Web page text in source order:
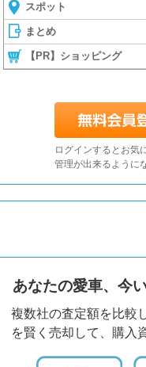
スポット
まとめ
【PR】ショッピング
ログインするとお気
管理が出来るように
あなたの愛車、今
複数社の査定額を比較
を賢く売却して、購入